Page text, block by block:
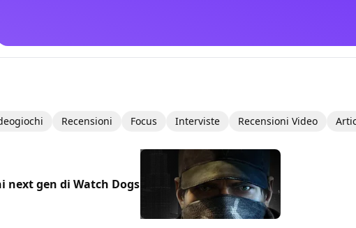
Recensioni Focus Interviste Recensioni Video
next gen di Watch Dogs